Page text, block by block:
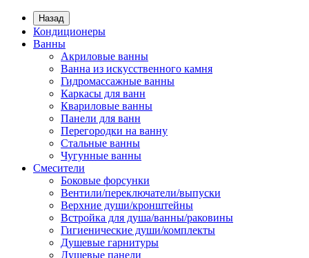
Назад
Кондиционеры
Ванны
Акриловые ванны
Ванна из искусственного камня
Гидромассажные ванны
Каркасы для ванн
Квариловые ванны
Панели для ванн
Перегородки на ванну
Стальные ванны
Чугунные ванны
Смесители
Боковые форсунки
Вентили/переключатели/выпуски
Верхние души/кронштейны
Встройка для душа/ванны/раковины
Гигиенические души/комплекты
Душевые гарнитуры
Душевые панели